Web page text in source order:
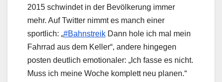
2015 schwindet in der Bevölkerung immer
mehr. Auf Twitter nimmt es manch einer
sportlich: „#Bahnstreik Dann hole ich mal mein
Fahrrad aus dem Keller“, andere hingegen
posten deutlich emotionaler: „Ich fasse es nicht.
Muss ich meine Woche komplett neu planen.“